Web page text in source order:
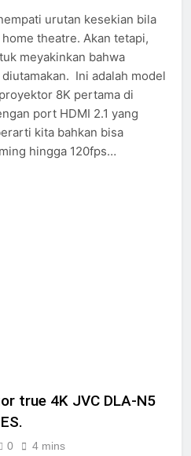
2 Years Ago
merilis speaker
Pearl Pelegrina
terbatas
Ago
urutan kesekian bila
theatre. Akan tetapi,
meyakinkan bahwa
Ini adalah model
8K pertama di
port HDMI 2.1 yang
kita bahkan bisa
hingga 120fps…
true 4K JVC DLA-N5
0 4 mins